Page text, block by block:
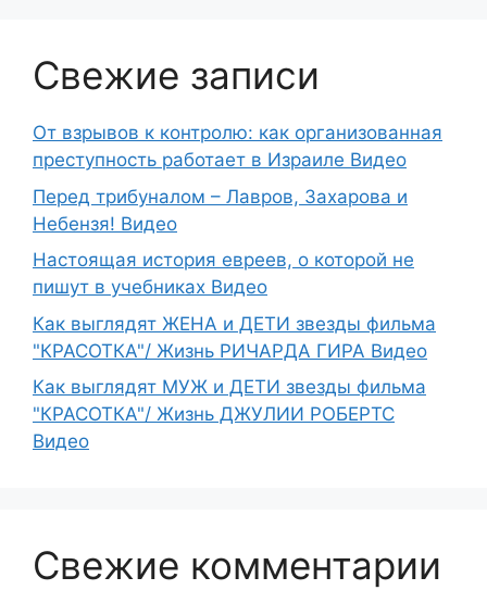
Свежие записи
От взрывов к контролю: как организованная
преступность работает в Израиле Видео
Перед трибуналом – Лавров, Захарова и
Небензя! Видео
Настоящая история евреев, о которой не
пишут в учебниках Видео
Как выглядят ЖЕНА и ДЕТИ звезды фильма
"КРАСОТКА"/ Жизнь РИЧАРДА ГИРА Видео
Как выглядят МУЖ и ДЕТИ звезды фильма
"КРАСОТКА"/ Жизнь ДЖУЛИИ РОБЕРТС
Видео
Свежие комментарии